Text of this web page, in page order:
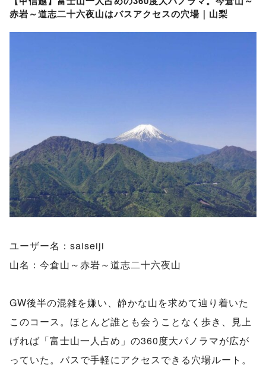
赤岩～道志二十六夜山はバスアクセスの穴場｜山梨
ユーザー名：saiseiji
山名：今倉山～赤岩～道志二十六夜山
GW後半の混雑を嫌い、静かな山を求めて辿り着いた
このコース。ほとんど誰とも会うことなく歩き、見上
げれば「富士山一人占め」の360度大パノラマが広が
っていた。バスで手軽にアクセスできる穴場ルート。